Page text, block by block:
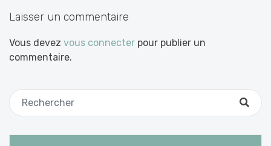
Laisser un commentaire
Vous devez vous connecter pour publier un
commentaire.